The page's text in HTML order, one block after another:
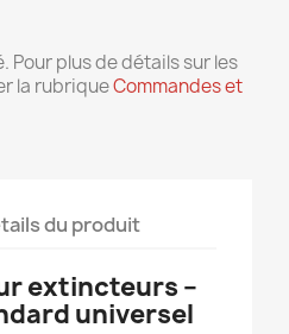
Pour plus de détails sur les
la rubriqueCommandes et
du produit
extincteurs –
universel